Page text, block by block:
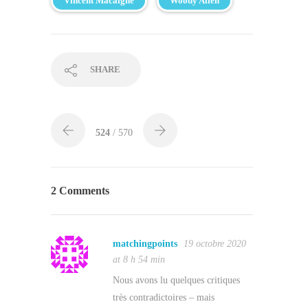
SHARE
524 / 570
2 Comments
matchingpoints
19 octobre 2020
at 8 h 54 min
Nous avons lu quelques critiques
très contradictoires – mais